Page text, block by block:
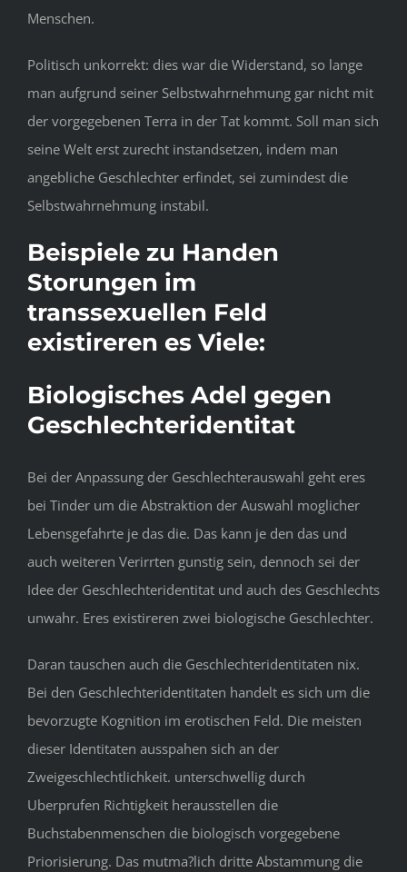
Menschen.
Politisch unkorrekt: dies war die Widerstand, so lange
man aufgrund seiner Selbstwahrnehmung gar nicht mit
der vorgegebenen Terra in der Tat kommt. Soll man sich
seine Welt erst zurecht instandsetzen, indem man
angebliche Geschlechter erfindet, sei zumindest die
Selbstwahrnehmung instabil.
Beispiele zu Handen
Storungen im
transsexuellen Feld
existireren es Viele:
Biologisches Adel gegen
Geschlechteridentitat
Bei der Anpassung der Geschlechterauswahl geht eres
bei Tinder um die Abstraktion der Auswahl moglicher
Lebensgefahrte je das die. Das kann je den das und
auch weiteren Verirrten gunstig sein, dennoch sei der
Idee der Geschlechteridentitat und auch des Geschlechts
unwahr. Eres existireren zwei biologische Geschlechter.
Daran tauschen auch die Geschlechteridentitaten nix.
Bei den Geschlechteridentitaten handelt es sich um die
bevorzugte Kognition im erotischen Feld. Die meisten
dieser Identitaten ausspahen sich an der
Zweigeschlechtlichkeit. unterschwellig durch
Uberprufen Richtigkeit herausstellen die
Buchstabenmenschen die biologisch vorgegebene
Priorisierung. Das mutma?lich dritte Abstammung die